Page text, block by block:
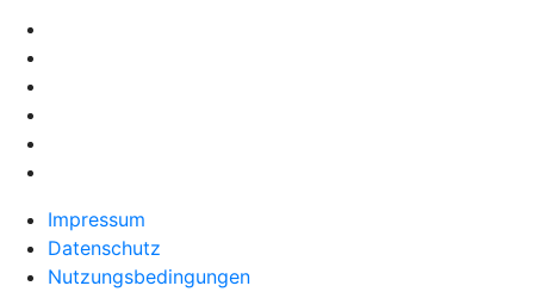
Impressum
Datenschutz
Nutzungsbedingungen